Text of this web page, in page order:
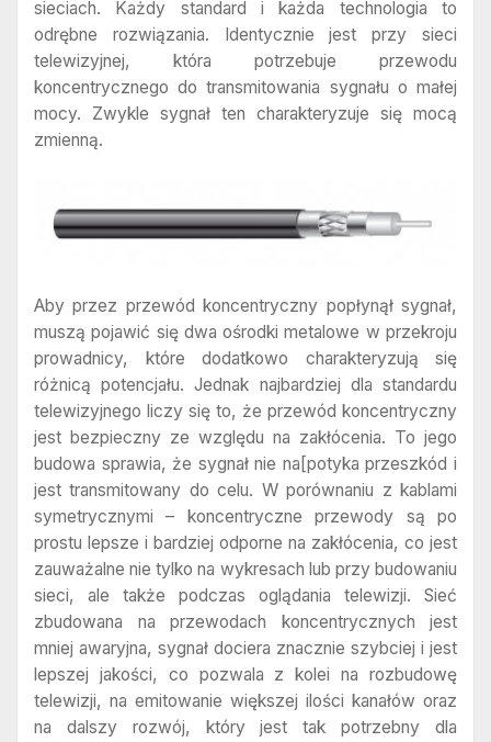
sieciach. Każdy standard i każda technologia to
odrębne rozwiązania. Identycznie jest przy sieci
telewizyjnej, która potrzebuje przewodu
koncentrycznego do transmitowania sygnału o małej
mocy. Zwykle sygnał ten charakteryzuje się mocą
zmienną.
Aby przez przewód koncentryczny popłynął sygnał,
muszą pojawić się dwa ośrodki metalowe w przekroju
prowadnicy, które dodatkowo charakteryzują się
różnicą potencjału. Jednak najbardziej dla standardu
telewizyjnego liczy się to, że przewód koncentryczny
jest bezpieczny ze względu na zakłócenia. To jego
budowa sprawia, że sygnał nie na[potyka przeszkód i
jest transmitowany do celu. W porównaniu z kablami
symetrycznymi – koncentryczne przewody są po
prostu lepsze i bardziej odporne na zakłócenia, co jest
zauważalne nie tylko na wykresach lub przy budowaniu
sieci, ale także podczas oglądania telewizji. Sieć
zbudowana na przewodach koncentrycznych jest
mniej awaryjna, sygnał dociera znacznie szybciej i jest
lepszej jakości, co pozwala z kolei na rozbudowę
telewizji, na emitowanie większej ilości kanałów oraz
na dalszy rozwój, który jest tak potrzebny dla